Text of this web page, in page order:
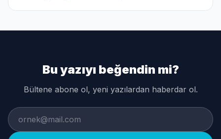
Bu yazıyı beğendin mi?
Bültene abone ol, yeni yazılardan haberdar ol.